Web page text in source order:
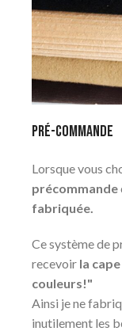
Pré-commande
Lorsque vous
précommande
fabriquée.
Ce système de
recevoir la
couleurs!"
Ainsi je ne
inutilement les